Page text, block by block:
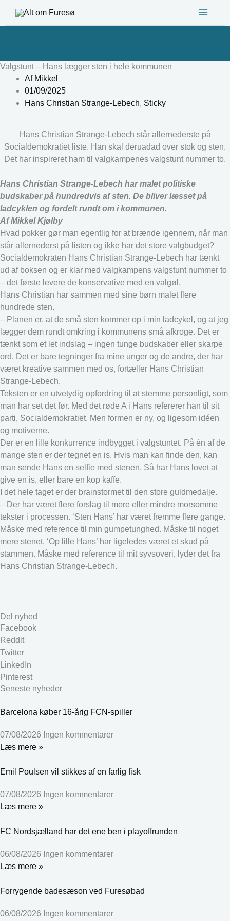
Valgstunt – Hans lægger sten i hele kommunen
AfMikkel
01/09/2025
Hans Christian Strange-Lebech, Sticky
Hans Christian Strange-Lebech står allernederste på
Socialdemokratiet liste. Han skal deruadad over stok og sten.
Det har inspireret ham til valgkampenes valgstunt nummer to.
Hans Christian Strange-Lebech har malet politiske
budskaber på hundredvis af sten. De bliver læsset på
ladcyklen og fordelt rundt om i kommunen.
Af Mikkel Kjølby
Hvad pokker gør man egentlig for at brænde igennem, når man
står allernederst på listen og ikke har det store valgbudget?
Socialdemokraten Hans Christian Strange-Lebech har tænkt
ud af boksen og er klar med valgkampens valgstunt nummer to
– det første levere de konservative med en valgøl.
Hans Christian har sammen med sine børn malet flere
hundrede sten.
– Planen er, at de små sten kommer op i min ladcykel, og at jeg
lægger dem rundt omkring i kommunens små afkroge. Det er
tænkt som et let indslag – ingen tunge budskaber eller skarpe
ord. Det er bare tegninger fra mine unger og de andre, der har
været kreative sammen med os, fortæller Hans Christian
Strange-Lebech.
Teksten er en utvetydig opfordring til at stemme personligt, som
man har set det før. Med det røde A i Hans refererer han til sit
parti, Socialdemokratiet. Men formen er ny, og ligesom idéen
og motiverne.
Der er en lille konkurrence indbygget i valgstuntet. På én af de
mange sten er der tegnet en is. Hvis man kan finde den, kan
man sende Hans en selfie med stenen. Så har Hans lovet at
give en is, eller bare en kop kaffe.
I det hele taget er der brainstormet til den store guldmedalje.
– Der har været flere forslag til mere eller mindre morsomme
tekster i processen. ‘Sten Hans’ har været fremme flere gange.
Måske med reference til min gumpetunghed. Måske til noget
mere stenet. ‘Op lille Hans’ har ligeledes været et skud på
stammen. Måske med reference til mit syvsoveri, lyder det fra
Hans Christian Strange-Lebech.
Del nyhed
Facebook
Reddit
Twitter
LinkedIn
Pinterest
Seneste nyheder
Barcelona køber 16-årig FCN-spiller
07/08/2026 Ingen kommentarer
Læs mere »
Emil Poulsen vil stikkes af en farlig fisk
07/08/2026 Ingen kommentarer
Læs mere »
FC Nordsjælland har det ene ben i playoffrunden
06/08/2026 Ingen kommentarer
Læs mere »
Forrygende badesæson ved Furesøbad
06/08/2026 Ingen kommentarer